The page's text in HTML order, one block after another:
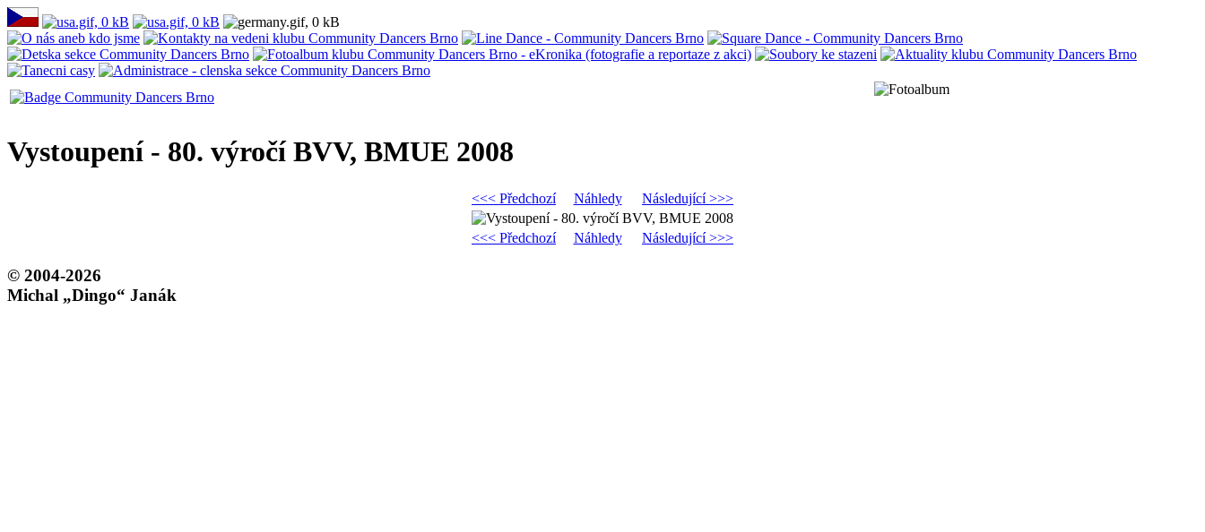
Vystoupení - 80. výročí BVV, BMUE 2008
<<< Předchozí Náhledy Následující >>>
<<< Předchozí Náhledy Následující >>>
© 2004-2026
Michal „Dingo“ Janák